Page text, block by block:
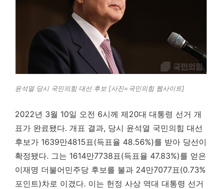
윤석열 당시 국민의힘 대선 후보 [사진=국민의힘 웹사이트]
2022년 3월 10일 오전 6시께 제20대 대통령 선거 개
표가 완료됐다. 개표 결과, 당시 윤석열 국민의힘 대선
후보가 1639만4815표(득표율 48.56%)를 받아 당선이
확정됐다. 그는 1614만7738표(득표율 47.83%)를 얻은
이재명 더불어민주당 후보를 불과 24만7077표(0.73%
포인트)차로 이겼다. 이는 헌정 사상 역대 대통령 선거